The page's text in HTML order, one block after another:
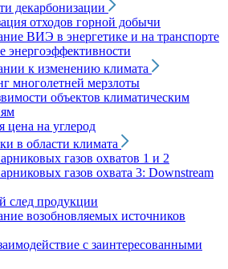
декарбонизации
отходов горной добычи
ВИЭ в энергетике и на транспорте
к изменению климата
многолетней мерзлоты
объектов климатическим
цена на углерод
в области климата
газов охватов 1 и 2
газов охвата 3: Downstream
след продукции
возобновляемых источников
с заинтересованными